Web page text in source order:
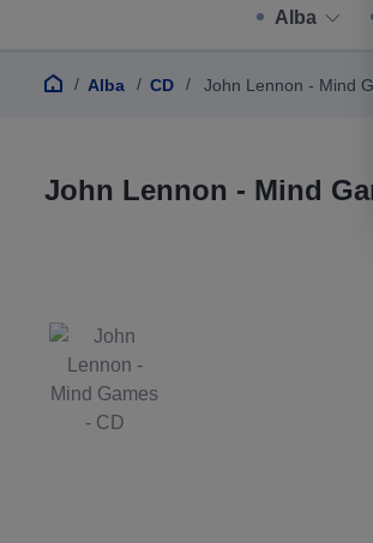
Alba
Alba CD John Lennon - Mind
John Lennon - Mind